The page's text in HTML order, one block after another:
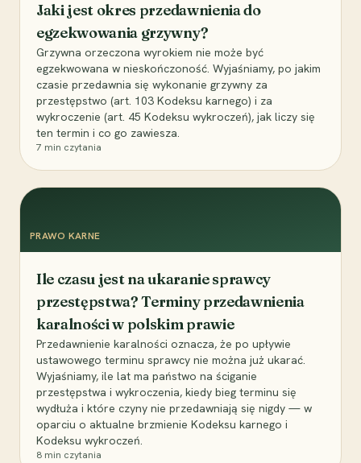
Jaki jest okres przedawnienia do
egzekwowania grzywny?
Grzywna orzeczona wyrokiem nie może być
egzekwowana w nieskończoność. Wyjaśniamy, po jakim
czasie przedawnia się wykonanie grzywny za
przestępstwo (art. 103 Kodeksu karnego) i za
wykroczenie (art. 45 Kodeksu wykroczeń), jak liczy się
ten termin i co go zawiesza.
7 min czytania
PRAWO KARNE
Ile czasu jest na ukaranie sprawcy
przestępstwa? Terminy przedawnienia
karalności w polskim prawie
Przedawnienie karalności oznacza, że po upływie
ustawowego terminu sprawcy nie można już ukarać.
Wyjaśniamy, ile lat ma państwo na ściganie
przestępstwa i wykroczenia, kiedy bieg terminu się
wydłuża i które czyny nie przedawniają się nigdy — w
oparciu o aktualne brzmienie Kodeksu karnego i
Kodeksu wykroczeń.
8 min czytania